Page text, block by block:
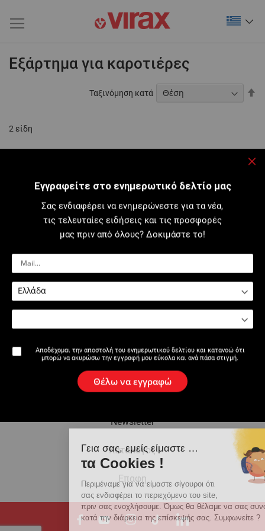
Εξάρτημα για καροτιέρες
2 είδη
Ταξινόμηση κατά
Η επωνυμία
Ειδήσεις
Newsletter
Κατάλογος
Eπαφη
Εγγραφείτε στο ενημερωτικό δελτίο μας
Σας ενδιαφέρει να ενημερώνεστε για τα νέα,
τις τελευταίες ειδήσεις και τις προσφορές
μας πριν από όλους? Δοκιμάστε το!
Αποδέχομαι την αποστολή του ενημερωτικού δελτίου και κατανοώ ότι
μπορώ να ακυρώσω την εγγραφή μου εύκολα και ανά πάσα στιγμή.
Θέλω να εγγραφώ
Γεια σας, εμείς είμαστε …
τα Cookies !
Περιμέναμε για να είμαστε σίγουροι ότι
σας ενδιαφέρει το περιεχόμενο του site,
πριν σας ενοχλήσουμε. Όμως θα θέλαμε να σας συνοδεύσουμε
κατά την διάρκεια της επίσκεψής σας. Συμφωνείτε ?